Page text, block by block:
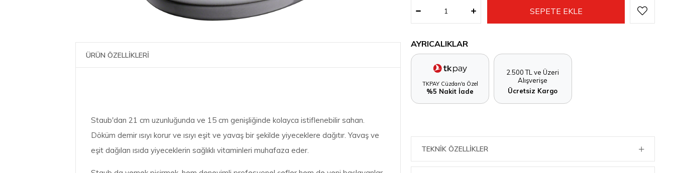
ÜRÜN ÖZELLİKLERİ
Staub'dan 21 cm uzunluğunda ve 15 cm genişliğinde kolayca istiflenebilir sahan.
Döküm demir ısıyı korur ve ısıyı eşit ve yavaş bir şekilde yiyeceklere dağıtır. Yavaş ve
eşit dağılan ısıda yiyeceklerin sağlıklı vitaminleri muhafaza eder.
AYRICALIKLAR
TKPAY Cüzdan'a Özel
%5 Nakit İade
2.500 TL ve Üzeri
Alışverişe
Ücretsiz Kargo
TEKNIK ÖZELLIKLER